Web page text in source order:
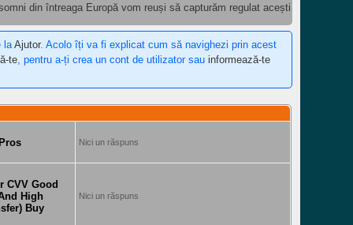
din întreaga Europă vom reuși să capturăm regulat acești
laAjutor. Acolo îți va fi explicat cum să navighezi prin acest
te, pentru a-ți crea un cont de utilizator sauinformează-te
Nici un răspuns
CVV Good
High
Buy
Nici un răspuns